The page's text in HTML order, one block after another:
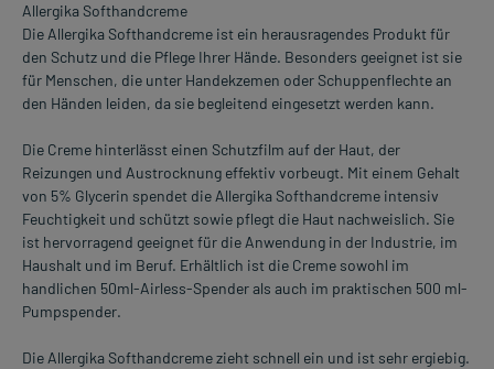
Allergika Softhandcreme
Die Allergika Softhandcreme ist ein herausragendes Produkt für
den Schutz und die Pflege Ihrer Hände. Besonders geeignet ist sie
für Menschen, die unter Handekzemen oder Schuppenflechte an
den Händen leiden, da sie begleitend eingesetzt werden kann.
Die Creme hinterlässt einen Schutzfilm auf der Haut, der
Reizungen und Austrocknung effektiv vorbeugt. Mit einem Gehalt
von 5% Glycerin spendet die Allergika Softhandcreme intensiv
Feuchtigkeit und schützt sowie pflegt die Haut nachweislich. Sie
ist hervorragend geeignet für die Anwendung in der Industrie, im
Haushalt und im Beruf. Erhältlich ist die Creme sowohl im
handlichen 50ml-Airless-Spender als auch im praktischen 500 ml-
Pumpspender.
Die Allergika Softhandcreme zieht schnell ein und ist sehr ergiebig.